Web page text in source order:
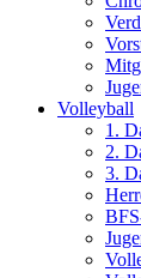
Volleyball
1.
2.
3.